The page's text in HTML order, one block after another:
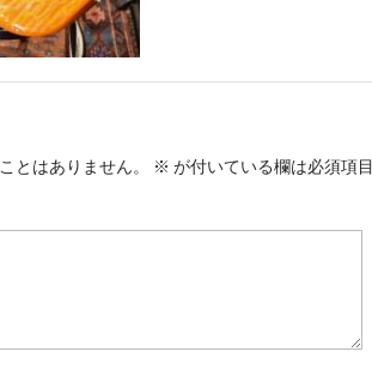
とはありません。
※ が付いている欄は必須項